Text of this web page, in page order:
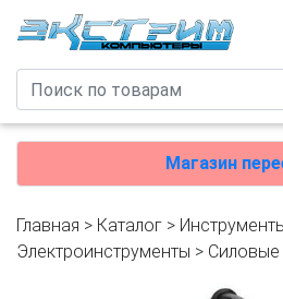
Магазин
Главная > Каталог >
Электроинструменты > Силовые